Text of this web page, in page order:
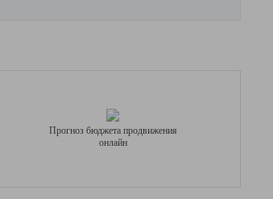
Прогноз бюджета продвижения
онлайн